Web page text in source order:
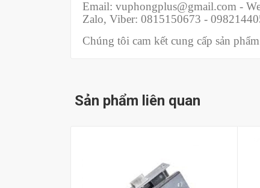
Email: vuphongplus@gmail.com -
Zalo, Viber: 0815150673 -
Chúng tôi cam kết cung cấp sản
Sản phẩm liên quan